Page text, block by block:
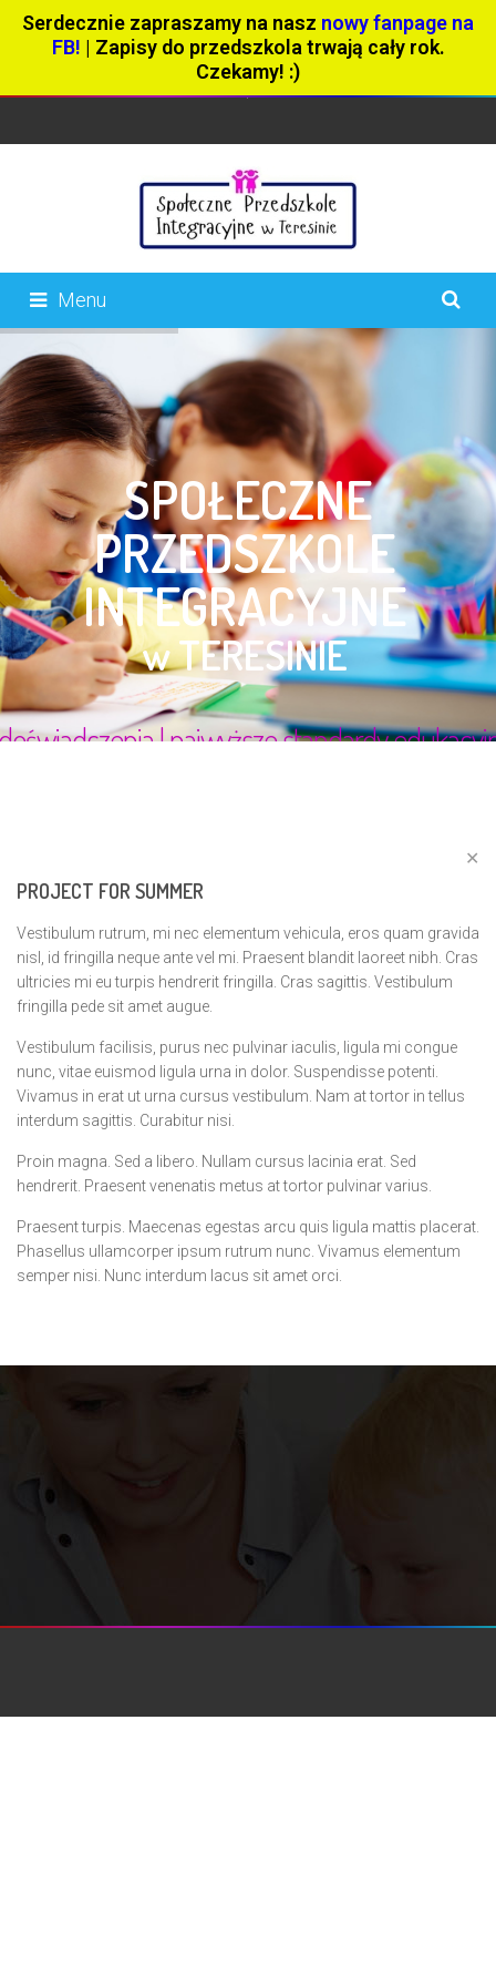
Serdecznie zapraszamy na nasz nowy fanpage na
FB! | Zapisy do przedszkola trwają cały rok.
Czekamy! :)
✕
Menu
PROJECT FOR SUMMER
Vestibulum rutrum, mi nec elementum vehicula, eros quam gravida
nisl, id fringilla neque ante vel mi. Praesent blandit laoreet nibh. Cras
ultricies mi eu turpis hendrerit fringilla. Cras sagittis. Vestibulum
fringilla pede sit amet augue.
Vestibulum facilisis, purus nec pulvinar iaculis, ligula mi congue
nunc, vitae euismod ligula urna in dolor. Suspendisse potenti.
Vivamus in erat ut urna cursus vestibulum. Nam at tortor in tellus
interdum sagittis. Curabitur nisi.
Proin magna. Sed a libero. Nullam cursus lacinia erat. Sed
hendrerit. Praesent venenatis metus at tortor pulvinar varius.
Praesent turpis. Maecenas egestas arcu quis ligula mattis placerat.
Phasellus ullamcorper ipsum rutrum nunc. Vivamus elementum
semper nisi. Nunc interdum lacus sit amet orci.